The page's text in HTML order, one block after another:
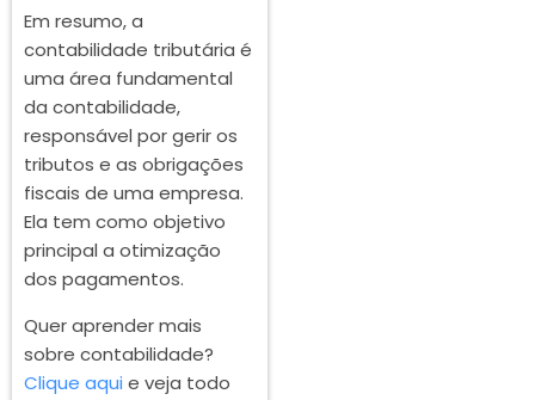
Em resumo, a
contabilidade tributária é
uma área fundamental
da contabilidade,
responsável por gerir os
tributos e as obrigações
fiscais de uma empresa.
Ela tem como objetivo
principal a otimização
dos pagamentos.
Quer aprender mais
sobre contabilidade?
Clique aqui e veja todo